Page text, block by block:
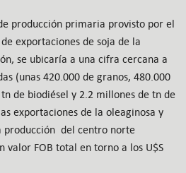
producción primaria provisto por el
exportaciones de soja de la
se ubicaría a una cifra cercana a
(unas 420.000 de granos, 480.000
de biodiésel y 2.2 millones de tn de
exportaciones de la oleaginosa y
producción del centro norte
valor FOB total en torno a los U$S